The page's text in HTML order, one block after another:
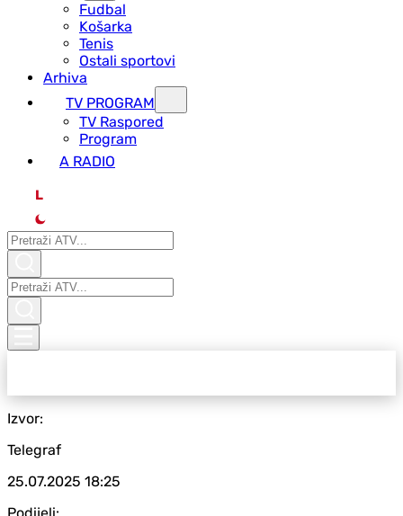
Fudbal
Košarka
Tenis
Ostali sportovi
Arhiva
TV PROGRAM
ТV Raspored
Program
A RADIO
L
Izvor:
Telegraf
25.07.2025 18:25